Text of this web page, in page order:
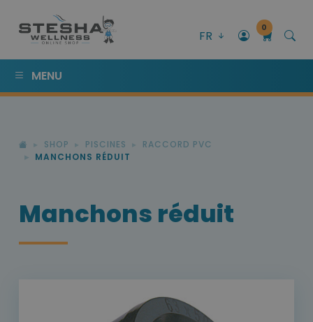
FR
0
MENU
SHOP PISCINES
RACCORD PVC
MANCHONS RÉDUIT
Manchons réduit